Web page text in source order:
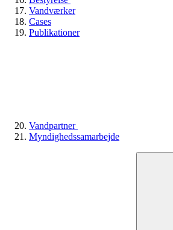
Vandværker
Cases
Publikationer
Vandpartner
Myndighedssamarbejde